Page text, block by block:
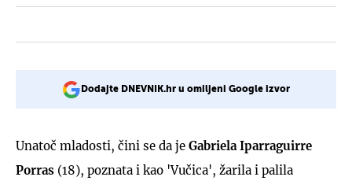
Dodajte DNEVNIK.hr u omiljeni Google izvor
Unatoč mladosti, čini se da je Gabriela Iparraguirre
Porras (18), poznata i kao 'Vučica', žarila i palila